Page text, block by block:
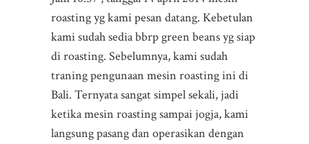
roasting yg kami pesan datang. Kebetulan
kami sudah sedia bbrp green beans yg siap
di roasting. Sebelumnya, kami sudah
traning pengunaan mesin roasting ini di
Bali. Ternyata sangat simpel sekali, jadi
ketika mesin roasting sampai jogja, kami
langsung pasang dan operasikan dengan